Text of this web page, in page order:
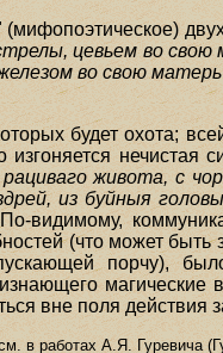
цевьем во свою
во свою
будет охота;
нечистая
живота, с
из буйныя
видимому,
(что может быть
порчу),
магические
вне поля действия
в работах А.Я. Гуревича